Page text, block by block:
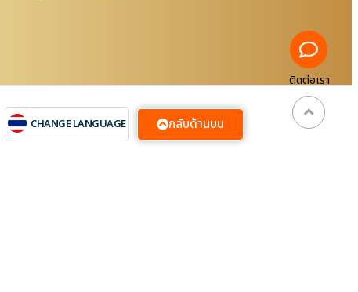
CHANGE LANGUAGE กลับด้านบน
ติดต่อเรา